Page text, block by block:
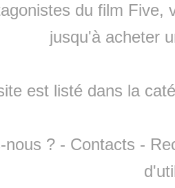
du film Five,
jusqu'à acheter
est listé dans la
nous ? - Contacts -